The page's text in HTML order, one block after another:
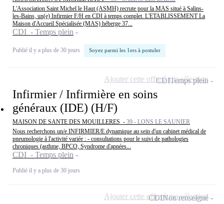
L'Association Saint Michel le Haut (ASMH) recrute pour la MAS situé à Salins-
les-Bains, un(e) Infirmier F/H en CDI à temps complet. L'ETABLISSEMENT La
Maison d'Accueil Spécialisée (MAS) héberge 37...
CDI - Temps plein
Publié il y a plus de 30 jours Soyez parmi les 1ers à postuler
Infirmier / Infirmière en soins
généraux (IDE) (H/F)
MAISON DE SANTE DES MOUILLERES - 39 - LONS LE SAUNIER
Nous recherchons un/e INFIRMIER/E dynamique au sein d'un cabinet médical de
pneumologie à l'activité variée : - consultations pour le suivi de pathologies
chroniques (asthme, BPCO, Syndrome d'apnées...
CDI - Temps plein
Publié il y a plus de 30 jours
CDITemps plein
Ajouter cette offre à ma sélection
CDINon renseigné
Ajouter cette offre à ma sélection